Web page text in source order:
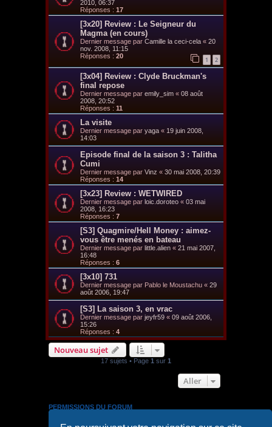
2010, 06:37
Réponses : 17
[3x20] Review : Le Seigneur du
Magma (en cours)
Dernier message par Camille la ceci-cela « 20
nov. 2008, 11:15
Réponses : 20 1 2
[3x04] Review : Clyde Bruckman's
final repose
Dernier message par emily_sim « 08 août
2008, 20:52
Réponses : 11
La visite
Dernier message par yaga « 19 juin 2008,
14:03
Episode final de la saison 3 : Talitha
Cumi
Dernier message par Vinz « 30 mai 2008, 20:39
Réponses : 14
[3x23] Review : WETWIRED
Dernier message par loic.doroteo « 03 mai
2008, 16:23
Réponses : 7
[S3] Quagmire/Hell Money : aimez-
vous être menés en bateau
Dernier message par little.alien « 21 mai 2007,
16:48
Réponses : 6
[3x10] 731
Dernier message par Pablo le Moustachu « 29
août 2006, 19:47
[S3] La saison 3, en vrac
Dernier message par jeyfr59 « 09 août 2006,
15:26
Réponses : 4
Nouveau sujet
17 sujets • Page 1 sur 1
Aller
PERMISSIONS DU FORUM